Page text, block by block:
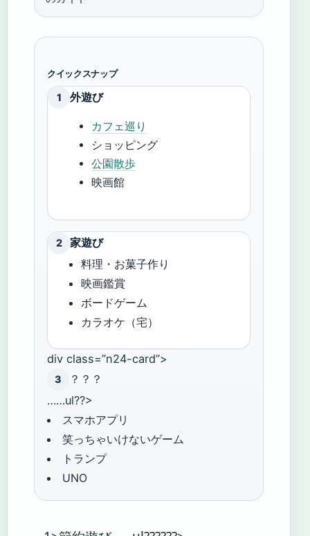
クイックスナップ
1 外遊び
カフェ巡り
ショッピング
公園散歩
映画館
2 家遊び
料理・お菓子作り
映画鑑賞
ボードゲーム
カラオケ（宅）
div class=”n24-card”>
3
？？？
……ul??>
スマホアプリ
笑っちゃいけないゲーム
トランプ
UNO